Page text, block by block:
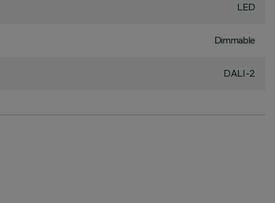
LED
Dimmable
DALI-2